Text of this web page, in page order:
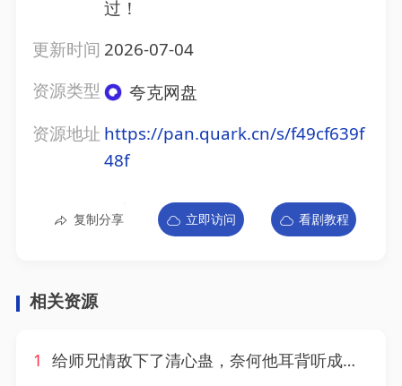
过！
更新时间 2026-07-04
资源类型
夸克网盘
资源地址 https://pan.quark.cn/s/f49cf639f
48f
复制分享 立即访问 看剧教程
相关资源
1 给师兄情敌下了清心蛊，奈何他耳背听成情蛊&给师兄情敌下了清心蛊奈何他耳背听成情蛊（56集）AI短剧